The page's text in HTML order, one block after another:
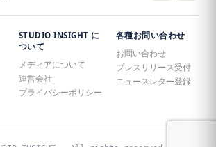
STUDIO INSIGHT に
ついて
メディアについて
運営会社
プライバシーポリシー
各種お問い合わせ
お問い合わせ
プレスリリース受付
ニュースレター登録